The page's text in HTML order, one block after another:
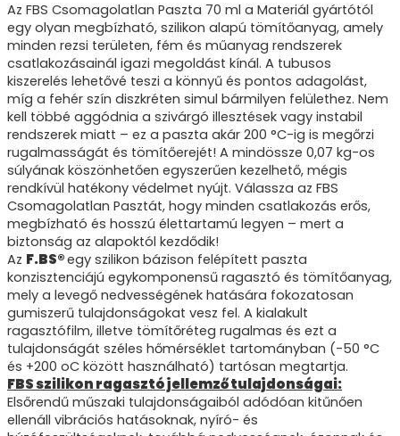
Az FBS Csomagolatlan Paszta 70 ml a Materiál gyártótól
egy olyan megbízható, szilikon alapú tömítőanyag, amely
minden rezsi területen, fém és műanyag rendszerek
csatlakozásainál igazi megoldást kínál. A tubusos
kiszerelés lehetővé teszi a könnyű és pontos adagolást,
míg a fehér szín diszkréten simul bármilyen felülethez. Nem
kell többé aggódnia a szivárgó illesztések vagy instabil
rendszerek miatt – ez a paszta akár 200 °C-ig is megőrzi
rugalmasságát és tömítőerejét! A mindössze 0,07 kg-os
súlyának köszönhetően egyszerűen kezelhető, mégis
rendkívül hatékony védelmet nyújt. Válassza az FBS
Csomagolatlan Pasztát, hogy minden csatlakozás erős,
megbízható és hosszú élettartamú legyen – mert a
biztonság az alapoktól kezdődik!
Az F.BS®egy szilikon bázison felépített paszta
konzisztenciájú egykomponensű ragasztó és tömítőanyag,
mely a levegő nedvességének hatására fokozatosan
gumiszerű tulajdonságokat vesz fel. A kialakult
ragasztófilm, illetve tömítőréteg rugalmas és ezt a
tulajdonságát széles hőmérséklet tartományban (-50 °C
és +200 oC között használható) tartósan megtartja.
FBS szilikon ragasztó jellemző tulajdonságai:
Elsőrendű műszaki tulajdonságaiból adódóan kitűnően
ellenáll vibrációs hatásoknak, nyíró- és